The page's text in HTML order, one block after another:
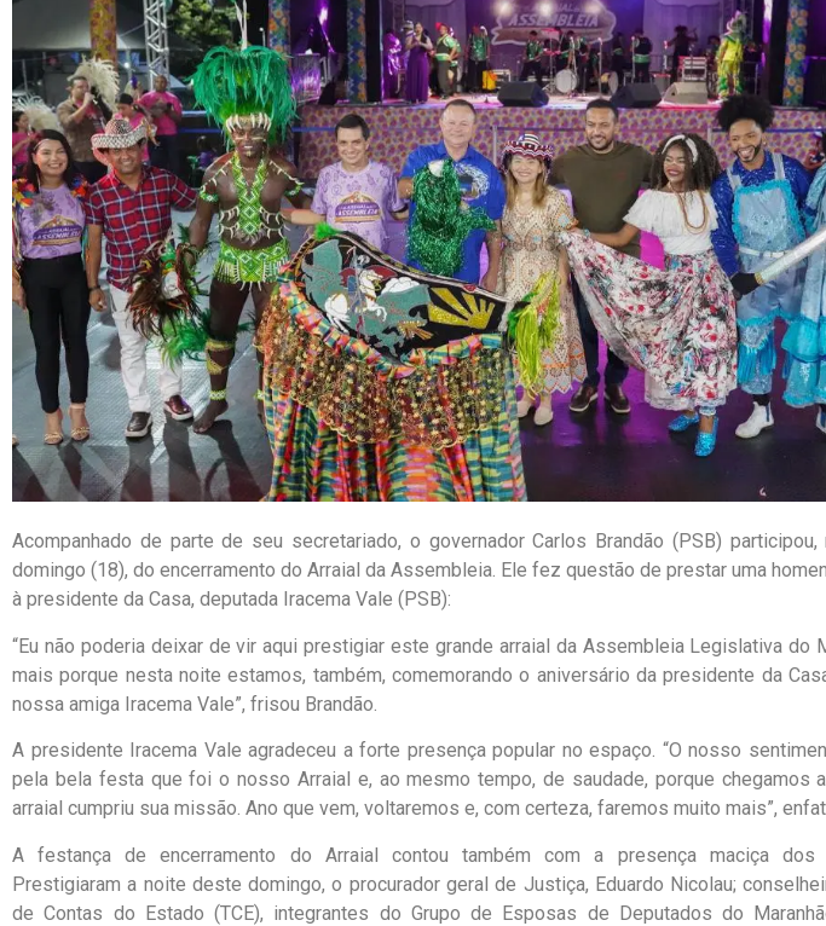
Acompanhado de parte de seu secretariado, o governador Carlos Brandão (PSB)
domingo (18), do encerramento do Arraial da Assembleia. Ele fez questão de prestar uma
à presidente da Casa, deputada Iracema Vale (PSB):
“Eu não poderia deixar de vir aqui prestigiar este grande arraial da Assembleia Legislativa do
mais porque nesta noite estamos, também, comemorando o aniversário da presidente da
nossa amiga Iracema Vale”, frisou Brandão.
A presidente Iracema Vale agradeceu a forte presença popular no espaço. “O nosso
pela bela festa que foi o nosso Arraial e, ao mesmo tempo, de saudade, porque chegamos
arraial cumpriu sua missão. Ano que vem, voltaremos e, com certeza, faremos muito mais”,
A festança de encerramento do Arraial contou também com a presença maciça dos
Prestigiaram a noite deste domingo, o procurador geral de Justiça, Eduardo Nicolau;
de Contas do Estado (TCE), integrantes do Grupo de Esposas de Deputados do